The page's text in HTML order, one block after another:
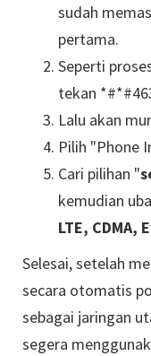
sudah
pertama.
Seperti
tekan
Lalu akan
Pilih "Phone
Cari pilihan "
kemudian
LTE, CDMA,
Selesai, setelah
secara otomatis
sebagai jaringan
segera